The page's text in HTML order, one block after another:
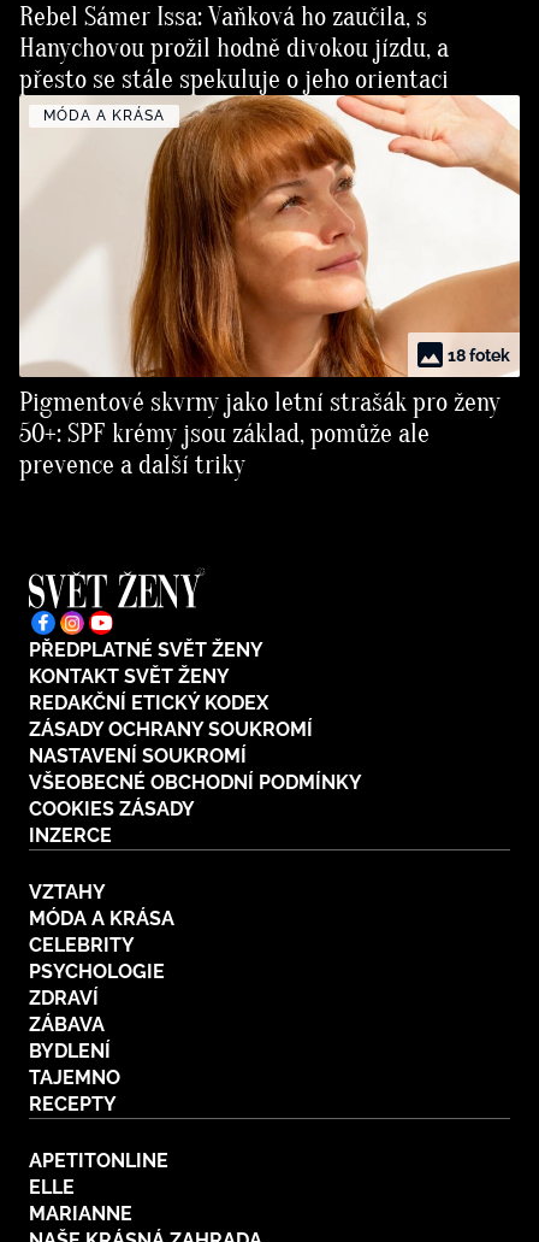
Rebel Sámer Issa: Vaňková ho zaučila, s
Hanychovou prožil hodně divokou jízdu, a
přesto se stále spekuluje o jeho orientaci
MÓDA A KRÁSA
18 fotek
Pigmentové skvrny jako letní strašák pro ženy
50+: SPF krémy jsou základ, pomůže ale
prevence a další triky
PŘEDPLATNÉ SVĚT ŽENY
KONTAKT SVĚT ŽENY
REDAKČNÍ ETICKÝ KODEX
ZÁSADY OCHRANY SOUKROMÍ
NASTAVENÍ SOUKROMÍ
VŠEOBECNÉ OBCHODNÍ PODMÍNKY
COOKIES ZÁSADY
INZERCE
VZTAHY
MÓDA A KRÁSA
CELEBRITY
PSYCHOLOGIE
ZDRAVÍ
ZÁBAVA
BYDLENÍ
TAJEMNO
RECEPTY
APETITONLINE
ELLE
MARIANNE